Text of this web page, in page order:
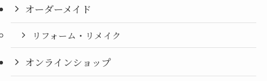
オーダーメイド
リフォーム・リメイク
オンラインショップ